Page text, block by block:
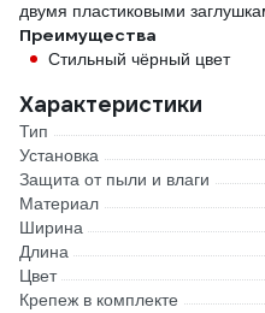
двумя пластиковыми
Преимущества
Стильный чёрный цвет
Характеристики
Тип
Установка
Защита от пыли и влаги
Материал
Ширина
Длина
Цвет
Крепеж в комплекте